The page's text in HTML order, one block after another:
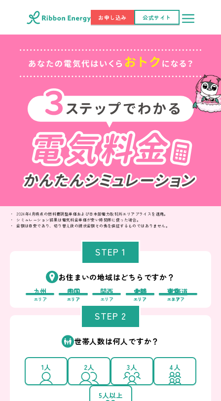
お申し込み 公式サイト
2024年4月時点の燃料費調整単価および日本卸電力取引所エリアプライスを適用。
シミュレーション結果は電気料金単価が安い時間帯に使った場合。
金額は目安であり、切り替え後の請求金額その他を保証するものではありません。
STEP 1
お住まいの地域はどちらですか？
北海道
エリア
東北
エリア
東京
エリア
中部
エリア
北陸
エリア
関西
エリア
中国
エリア
四国
エリア
九州
エリア
STEP 2
世帯人数は何人ですか？
1人 2人 3人 4人
5人以上